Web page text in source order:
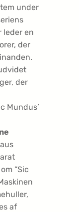
under
leder en
der
der
Mundus’
“Sic
af